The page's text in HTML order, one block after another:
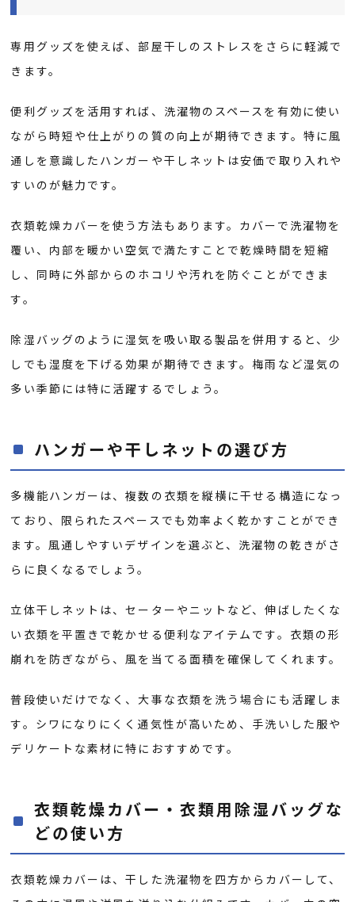
専用グッズを使えば、部屋干しのストレスをさらに軽減で
きます。
便利グッズを活用すれば、洗濯物のスペースを有効に使い
ながら時短や仕上がりの質の向上が期待できます。特に風
通しを意識したハンガーや干しネットは安価で取り入れや
すいのが魅力です。
衣類乾燥カバーを使う方法もあります。カバーで洗濯物を
覆い、内部を暖かい空気で満たすことで乾燥時間を短縮
し、同時に外部からのホコリや汚れを防ぐことができま
す。
除湿バッグのように湿気を吸い取る製品を併用すると、少
しでも湿度を下げる効果が期待できます。梅雨など湿気の
多い季節には特に活躍するでしょう。
ハンガーや干しネットの選び方
多機能ハンガーは、複数の衣類を縦横に干せる構造になっ
ており、限られたスペースでも効率よく乾かすことができ
ます。風通しやすいデザインを選ぶと、洗濯物の乾きがさ
らに良くなるでしょう。
立体干しネットは、セーターやニットなど、伸ばしたくな
い衣類を平置きで乾かせる便利なアイテムです。衣類の形
崩れを防ぎながら、風を当てる面積を確保してくれます。
普段使いだけでなく、大事な衣類を洗う場合にも活躍しま
す。シワになりにくく通気性が高いため、手洗いした服や
デリケートな素材に特におすすめです。
衣類乾燥カバー・衣類用除湿バッグな
どの使い方
衣類乾燥カバーは、干した洗濯物を四方からカバーして、